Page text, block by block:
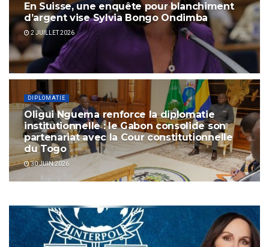
En Suisse, une enquête pour blanchiment
d’argent vise Sylvia Bongo Ondimba
2 JUILLET 2026
DIPLOMATIE
Oligui Nguema renforce la diplomatie
institutionnelle : le Gabon consolide son
partenariat avec la Cour constitutionnelle
du Togo
30 JUIN 2026